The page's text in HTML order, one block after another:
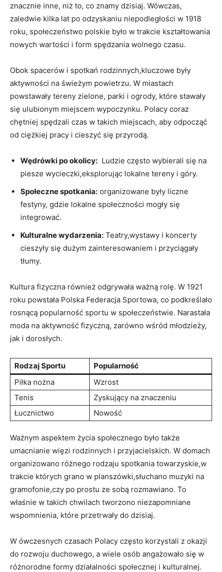
znacznie inne, ‌niż to, co znamy dzisiaj. Wówczas,
zaledwie kilka lat po odzyskaniu niepodległości w 1918
roku, społeczeństwo polskie było w trakcie kształtowania
nowych wartości i form‌ spędzania wolnego czasu.
Obok⁤ spacerów ⁤i ⁣spotkań rodzinnych,kluczowe były
aktywności na świeżym powietrzu. W miastach
powstawały tereny zielone, parki i ogrody, które stawały
się ulubionym miejscem wypoczynku. Polacy coraz
chętniej spędzali czas⁣ w takich miejscach, aby odpocząć
od ciężkiej‍ pracy i cieszyć się przyrodą.
Wędrówki po okolicy: ‌ Ludzie często wybierali się na
piesze wycieczki,eksplorując⁣ lokalne ⁣tereny i góry.
Społeczne spotkania: organizowane były liczne ​
festyny, gdzie lokalne społeczności⁢ mogły się
integrować.
Kulturalne ​wydarzenia: Teatry,wystawy‌ i ⁣koncerty
cieszyły się dużym zainteresowaniem i przyciągały
tłumy.
Kultura fizyczna również odgrywała ważną rolę. W 1921
roku powstała Polska Federacja Sportowa, ‌co podkreślało
rosnącą popularność sportu⁢ w społeczeństwie. Narastała
moda na aktywność fizyczną, zarówno wśród młodzieży,
jak i dorosłych.
Rodzaj Sportu
Popularność
Piłka nożna
Wzrost
Tenis
Zyskujący na znaczeniu
Łucznictwo
Nowość
Ważnym aspektem życia społecznego było także
umacnianie więzi rodzinnych i przyjacielskich. ‌W ⁢domach
organizowano​ różnego rodzaju ​spotkania towarzyskie,w
trakcie których grano w⁣ planszówki,słuchano muzyki na
gramofonie,czy po prostu ze ‍sobą rozmawiano. To
właśnie w takich chwilach tworzono niezapomniane
wspomnienia, które przetrwały do dzisiaj.
W ówczesnych czasach Polacy ⁤często korzystali z okazji
do rozwoju duchowego, a wiele osób angażowało się w
różnorodne formy działalności społecznej i kulturalnej.